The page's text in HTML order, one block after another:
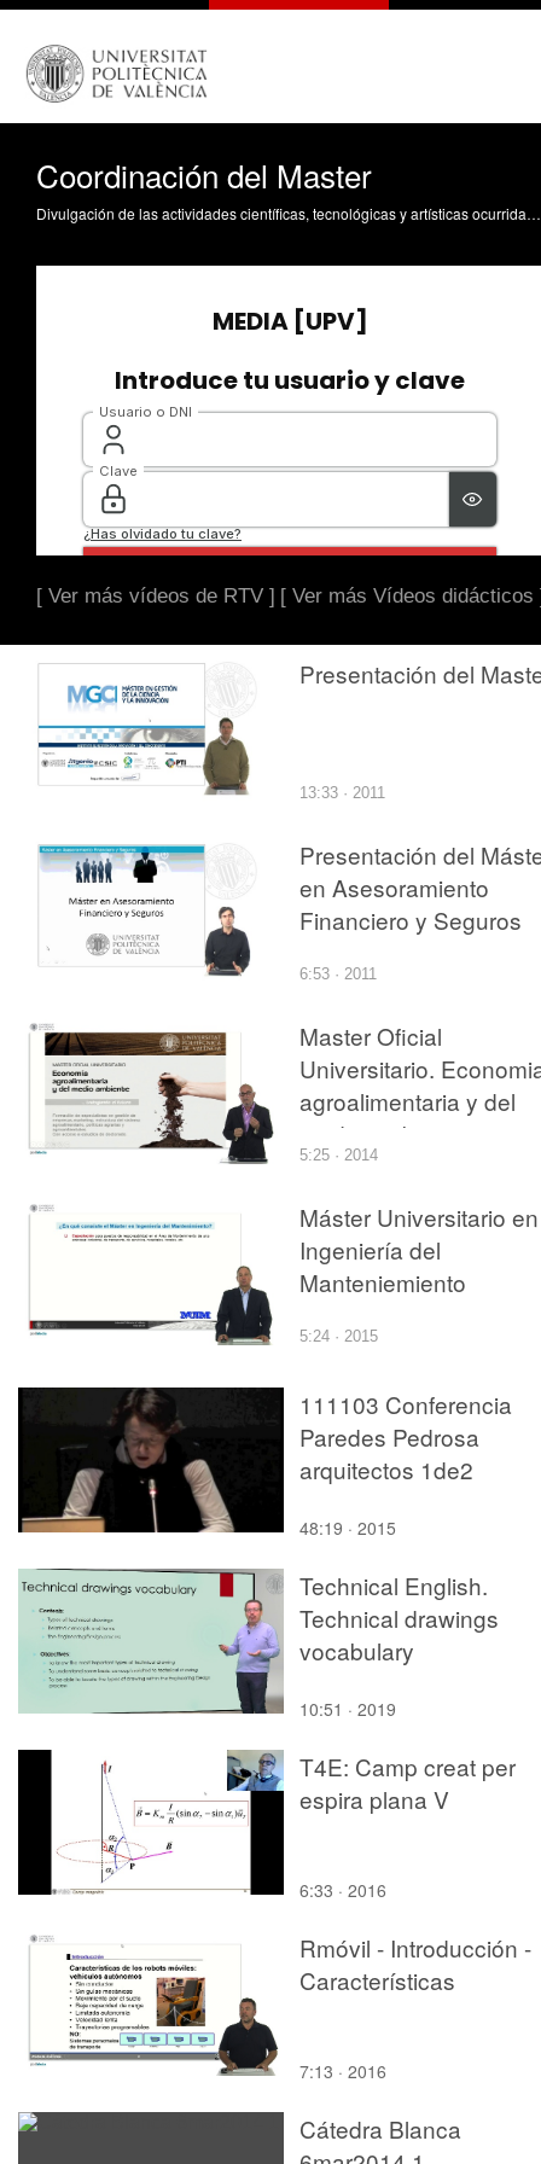
Coordinación del Master
Divulgación de las actividades científicas, tecnológicas y artísticas ocurridas en los tres campus de la UPV
[ Ver más vídeos de RTV ] [ Ver más Vídeos didácticos
Presentación del
13:33 · 2011
Presentación del
en Asesoramiento
Financiero y Seguros
6:53 · 2011
Master Oficial
Universitario.
agroalimentaria y del
medio ambiente
5:25 · 2014
Máster Universitario en
Ingeniería del
Manteniemiento
5:24 · 2015
111103 Conferencia
Paredes Pedrosa
arquitectos 1de2
48:19 · 2015
Technical English.
Technical drawings
vocabulary
10:51 · 2019
T4E: Camp creat per
espira plana V
6:33 · 2016
Rmóvil - Introducción -
Características
7:13 · 2016
Cátedra Blanca